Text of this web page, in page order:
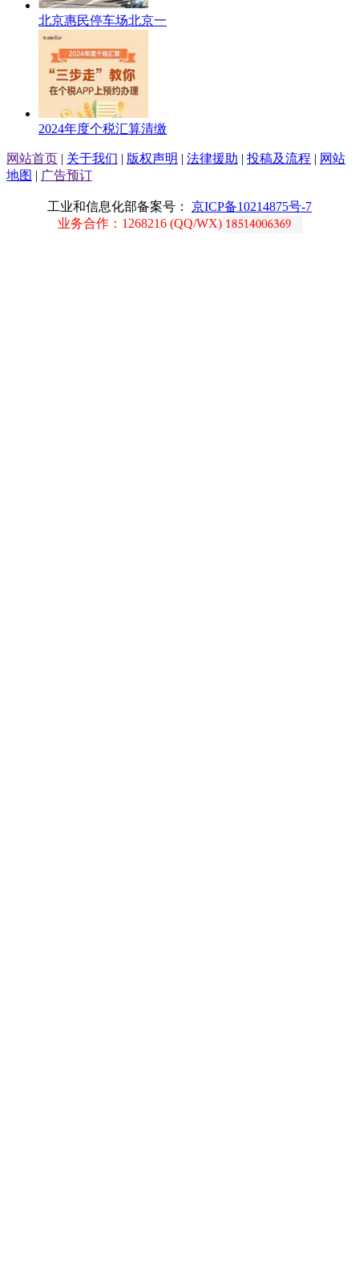
北京惠民停车场北京一
2024年度个税汇算清缴
网站首页 | 关于我们 | 版权声明 | 法律援助 | 投稿及流程 | 网站
地图 | 广告预订
工业和信息化部备案号： 京ICP备10214875号-7
业务合作：1268216 (QQ/WX)